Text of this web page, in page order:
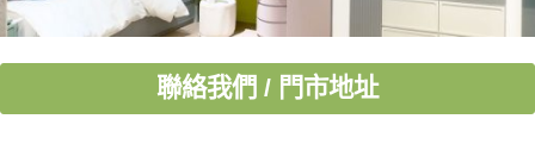
聯絡我們 / 門市地址